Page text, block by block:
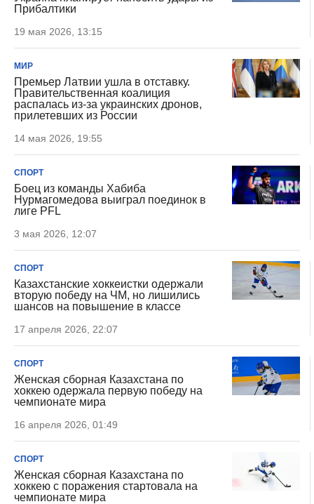
Прибалтики
19 мая 2026, 13:15
МИР
Премьер Латвии ушла в отставку.
Правительственная коалиция
распалась из-за украинских дронов,
прилетевших из России
14 мая 2026, 19:55
СПОРТ
Боец из команды Хабиба
Нурмагомедова выиграл поединок в
лиге PFL
3 мая 2026, 12:07
СПОРТ
Казахстанские хоккеистки одержали
вторую победу на ЧМ, но лишились
шансов на повышение в классе
17 апреля 2026, 22:07
СПОРТ
Женская сборная Казахстана по
хоккею одержала первую победу на
чемпионате мира
16 апреля 2026, 01:49
СПОРТ
Женская сборная Казахстана по
хоккею с поражения стартовала на
чемпионате мира